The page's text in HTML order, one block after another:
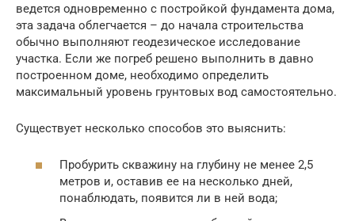
ведется одновременно с постройкой фундамента дома,
эта задача облегчается – до начала строительства
обычно выполняют геодезическое исследование
участка. Если же погреб решено выполнить в давно
построенном доме, необходимо определить
максимальный уровень грунтовых вод самостоятельно.
Существует несколько способов это выяснить:
Пробурить скважину на глубину не менее 2,5
метров и, оставив ее на несколько дней,
понаблюдать, появится ли в ней вода;